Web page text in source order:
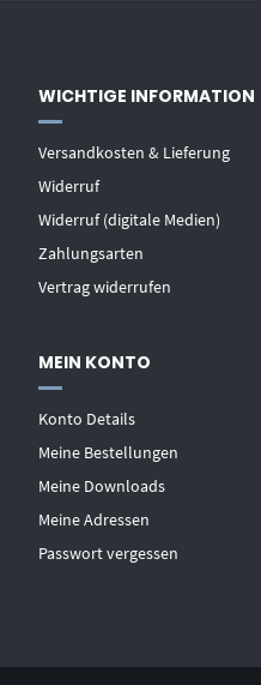
WICHTIGE INFORMATION
Versandkosten & Lieferung
Widerruf
Widerruf (digitale Medien)
Zahlungsarten
Vertrag widerrufen
MEIN KONTO
Konto Details
Meine Bestellungen
Meine Downloads
Meine Adressen
Passwort vergessen